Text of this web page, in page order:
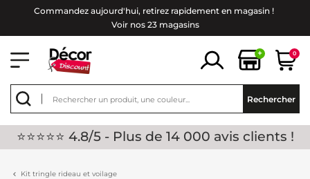
Commandez aujourd'hui, retirez rapidement en magasin !
Voir nos 23 magasins
+ 0
Rechercher
⭐⭐⭐⭐⭐ 4.8/5 - Plus de 14 000 avis clients !
Kit tringle rideau et voilage